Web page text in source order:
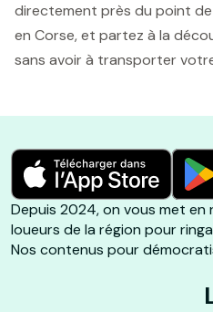
directement près du point
en Corse, et partez à la
sans avoir à transporter
Depuis 2024, on vous met en
loueurs de la région pour
Nos contenus pour